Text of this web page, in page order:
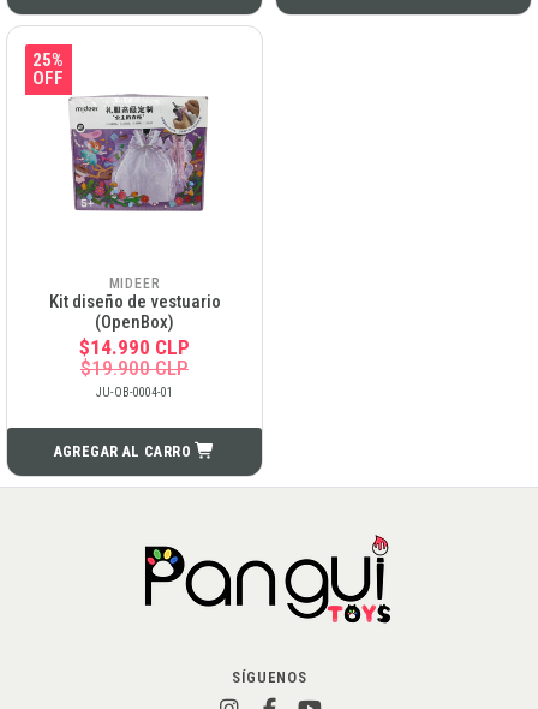
25%
OFF
MIDEER
Kit diseño de vestuario
(OpenBox)
$14.990 CLP
$19.900 CLP
JU-OB-0004-01
AGREGAR AL CARRO
SÍGUENOS